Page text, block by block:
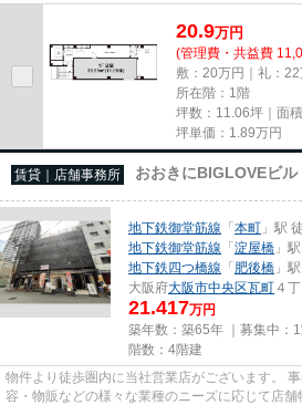
尚、弊社ではおとり広告は一切...
20.9万円
(管理費・共益費
敷：20万円｜礼：22
所在階：1階
坪数：11.06坪｜面
坪単価： 1.89万円
賃貸｜店舗事務所 おおきにBIGLOVEビル
地下鉄御堂筋線 「本町 」駅
地下鉄御堂筋線 「淀屋橋 」
地下鉄四つ橋線 「肥後橋 」
大阪府大阪市中央区瓦町 ４
21.417万円
築年数：築65年 ｜募集中：
階数：4階建
物件より徒歩圏内に当社営業店がございます。
容・物販などの様々な業種のニーズに応じて店舗